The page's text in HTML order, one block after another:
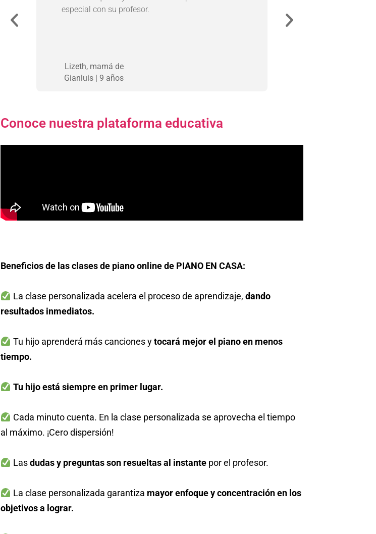
especial con su profesor.
Lizeth, mamá de
Gianluis | 9 años
Conoce nuestra plataforma educativa
Beneficios de las clases de piano online de PIANO EN CASA:
La clase personalizada acelera el proceso de aprendizaje, dando
resultados inmediatos.
Tu hijo aprenderá más canciones ytocará mejor el piano en menos
tiempo.
Tu hijo está siempre en primer lugar.
Cada minuto cuenta. En la clase personalizada se aprovecha el tiempo
al máximo. ¡Cero dispersión!
Lasdudas y preguntas son resueltas al instantepor el profesor.
La clase personalizada garantiza mayor enfoque y concentración en los
objetivos a lograr.